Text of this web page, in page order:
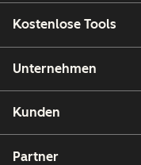
Kostenlose Tools
Unternehmen
Kunden
Partner